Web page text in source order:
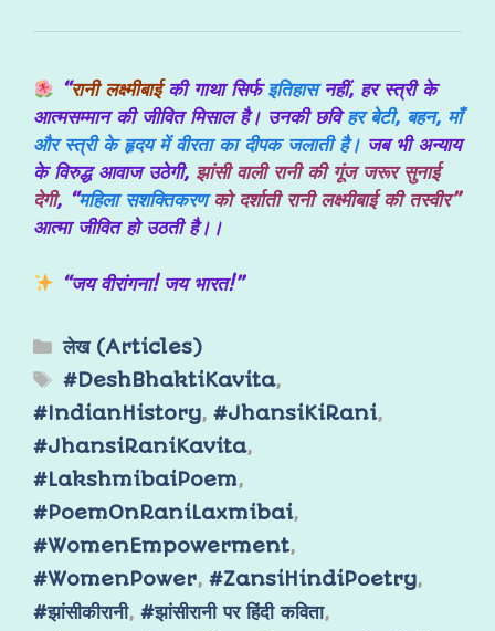
“रानी लक्ष्मीबाई की गाथा सिर्फइतिहासनहीं, हर स्त्री के
आत्मसम्मान की जीवित मिसाल है। उनकी छविहर बेटी, बहन, माँ
और स्त्री के हृदय में वीरता का दीपक जलाती है। जब भी अन्याय
के विरुद्ध आवाज उठेगी, झांसी वाली रानी की गूंज जरूर सुनाई
देगी, “महिला सशक्तिकरणको दर्शाती रानी लक्ष्मीबाई की तस्वीर”
आत्मा जीवित हो उठती है।।
“जय वीरांगना! जय भारत!”
लेख (Articles)
#DeshBhaktiKavita,
#IndianHistory, #JhansiKiRani,
#JhansiRaniKavita,
#LakshmibaiPoem,
#PoemOnRaniLaxmibai,
#WomenEmpowerment,
#WomenPower, #ZansiHindiPoetry,
#झांसीकीरानी, #झांसीरानी पर हिंदी कविता,